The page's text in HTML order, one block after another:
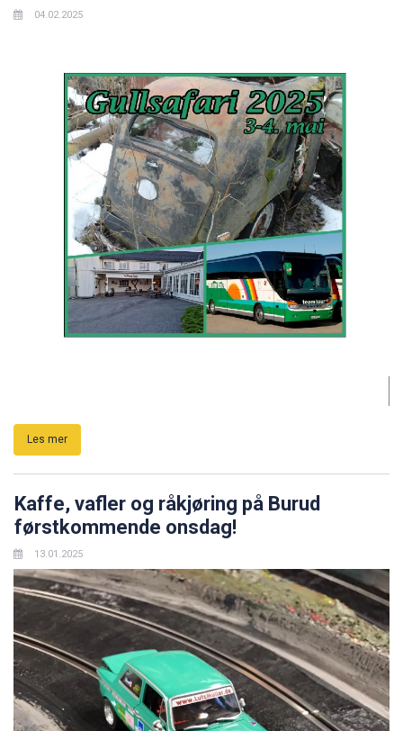
04.02.2025
Les mer
Kaffe, vafler og råkjøring på Burud
førstkommende onsdag!
13.01.2025